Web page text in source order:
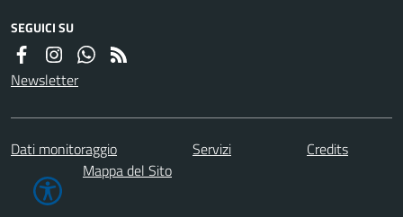
SEGUICI SU
Newsletter
Dati monitoraggio Servizi
Credits
Mappa del Sito